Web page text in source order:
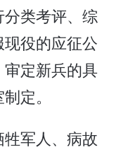
类考评、综
役的应征公
定新兵的具
定。
军人、病故